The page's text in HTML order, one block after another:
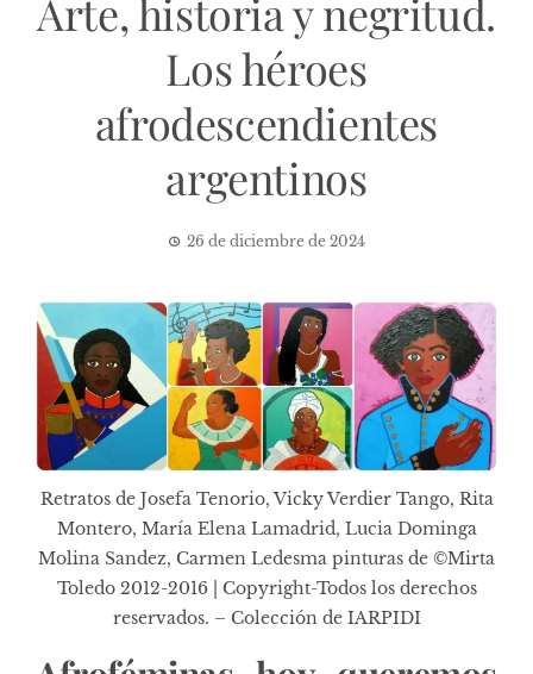
Arte, historia y negritud.
Los héroes
afrodescendientes
argentinos
26 de diciembre de 2024
Retratos de Josefa Tenorio, Vicky Verdier Tango, Rita
Montero, María Elena Lamadrid, Lucia Dominga
Molina Sandez, Carmen Ledesma pinturas de ©Mirta
Toledo 2012-2016 | Copyright-Todos los derechos
reservados. – Colección de IARPIDI